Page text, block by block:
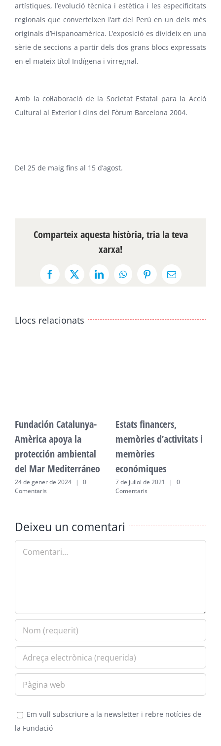
artístiques, l’evolució tècnica i estètica i les especificitats
regionals que converteixen l’art del Perú en un dels més
originals d’Hispanoamèrica. L’exposició es divideix en una
sèrie de seccions a partir dels dos grans blocs expressats
en el mateix títol Indígena i virregnal.
Amb la col·laboració de la Societat Estatal para la Acció
Cultural al Exterior i dins del Fòrum Barcelona 2004.
Del 25 de maig fins al 15 d’agost.
Comparteix aquesta història, tria la teva
xarxa!
Facebook
X LinkedInWhatsAppPinterestEmail:
Llocs relacionats
Fundación Catalunya-
Amèrica apoya la
protección ambiental
del Mar Mediterráneo
24 de gener de 2024 |
0
Comentaris
Estats financers,
memòries d’activitats i
memòries
económiques
7 de juliol de 2021 |
0
Comentaris
Deixeu un comentari
Em vull subscriure a la newsletter i rebre notícies de
la Fundació